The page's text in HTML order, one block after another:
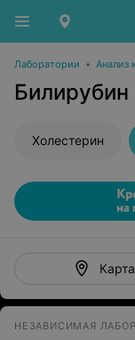
Лаборатории • Анализ
Холестерин
Карта
НЕЗАВИСИМАЯ